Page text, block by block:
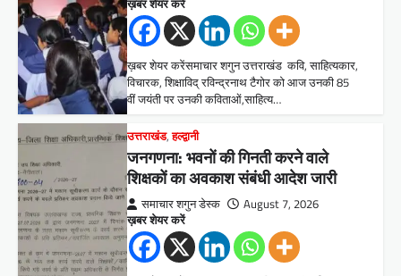
ख़बर शेयर करें
ख़बर शेयर करेंसमाचार शगुन उत्तराखंड कवि, साहित्यकार,
विचारक, शिक्षाविद् रविन्द्रनाथ टैगोर को आज उनकी 85
वीं जयंती पर उनकी कविताओं,साहित्य…
उत्तराखंड,हल्द्वानी
जनगणना: भवनों की गिनती करने वाले
शिक्षकों का अवकाश संबंधी आदेश जारी
समाचार शगुन डेस्क August 7, 2026
ख़बर शेयर करें